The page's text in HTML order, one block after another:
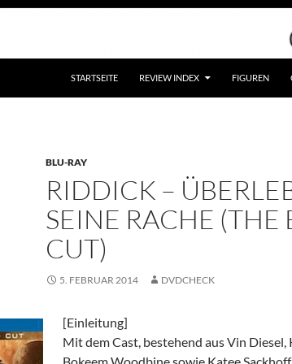
STARTSEITE REVIEW INDEX FIGUREN
BLU-RAY
RIDDICK –
SEINE RACHE (THE
CUT)
5. FEBRUAR 2014 DVDCHECK
[Einleitung]
Mit dem Cast, bestehend aus Vin